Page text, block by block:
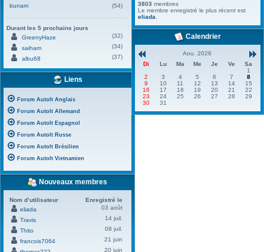
bunam
(54)
Durant les 5 prochains jours
GreenyHaze
(32)
saiham
(34)
albu68
(37)
Liens
Forum AutoIt Anglais
Forum AutoIt Allemand
Forum AutoIt Espagnol
Forum AutoIt Russe
Forum AutoIt Brésilien
Forum AutoIt Vietnamien
Nouveaux membres
Nom d’utilisateur
Enregistré le
eliada
03 août
Travis
14 juil.
Thito
08 juil.
francois7064
21 juin
20 juin
3803 membres
Le membre enregistré le plus récent est
eliada
Calendrier
Aou. 2026
Di
Lu Ma Me Je Ve
Sa
1
2
3 4 5 6 7
8
9
10 11 12 13 14
15
16
17 18 19 20 21
22
23
24 25 26 27 28
29
30
31